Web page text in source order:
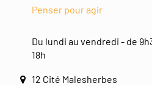
Penser pour agir
Du lundi au vendredi - de
18h
12 Cité Malesherbes